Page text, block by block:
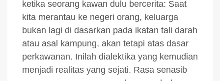
ketika seorang kawan dulu bercerita: Saat
kita merantau ke negeri orang, keluarga
bukan lagi di dasarkan pada ikatan tali darah
atau asal kampung, akan tetapi atas dasar
perkawanan. Inilah dialektika yang kemudian
menjadi realitas yang sejati. Rasa senasib